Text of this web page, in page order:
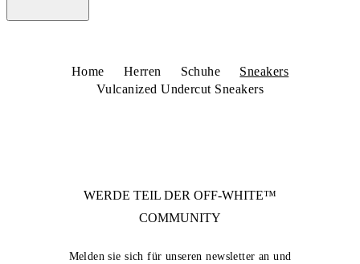
Home Herren Schuhe
Sneakers
Vulcanized Undercut Sneakers
WERDE TEIL DER OFF-WHITE™
COMMUNITY
Melden sie sich für unseren newsletter an und